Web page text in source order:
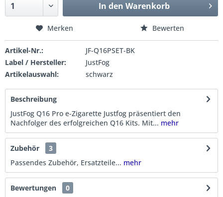
In den Warenkorb
Merken Bewerten
Artikel-Nr.:
JF-Q16PSET-BK
Label / Hersteller:
JustFog
Artikelauswahl:
schwarz
Beschreibung
JustFog Q16 Pro e-Zigarette Justfog präsentiert den
Nachfolger des erfolgreichen Q16 Kits. Mit... mehr
Zubehör
3
Passendes Zubehör, Ersatzteile... mehr
Bewertungen
0